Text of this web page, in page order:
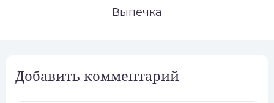
Выпечка
Добавить комментарий